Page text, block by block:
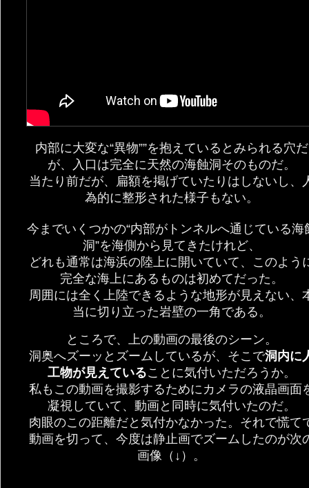
内部に大変な“異物””を抱えているとみられる穴だ
が、入口は完全に天然の海蝕洞そのものだ。
当たり前だが、扁額を掲げていたりはしないし、
為的に整形された様子もない。
今までいくつかの“内部がトンネルへ通じている海
洞”を海側から見てきたけれど、
どれも通常は海浜の陸上に開いていて、このよう
完全な海上にあるものは初めてだった。
周囲には全く上陸できるような地形が見えない、
当に切り立った岩壁の一角である。
ところで、上の動画の最後のシーン。
洞奥へズーッとズームしているが、そこで洞内に
工物が見えていることに気付いただろうか。
私もこの動画を撮影するためにカメラの液晶画面
凝視していて、動画と同時に気付いたのだ。
肉眼のこの距離だと気付かなかった。それで慌て
動画を切って、今度は静止画でズームしたのが次
画像（↓）。